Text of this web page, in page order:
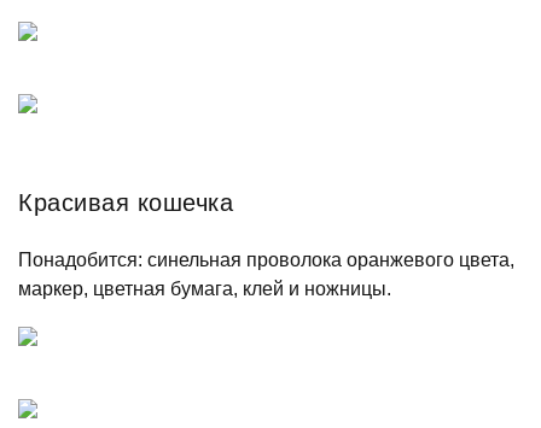
Красивая кошечка
Понадобится: синельная проволока оранжевого цвета,
маркер, цветная бумага, клей и ножницы.